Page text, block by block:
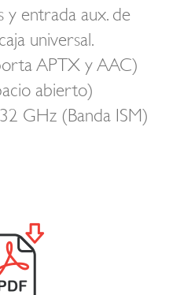
y entrada aux. de
universal.
APTX y AAC)
abierto)
GHz (Banda ISM)